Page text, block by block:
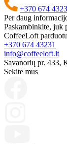
+370 674
Per daug
Paskambinkite, juk
CoffeeLoft
+370 674 43231
info@coffeeloft.lt
Savanorių pr. 433,
Sekite mus